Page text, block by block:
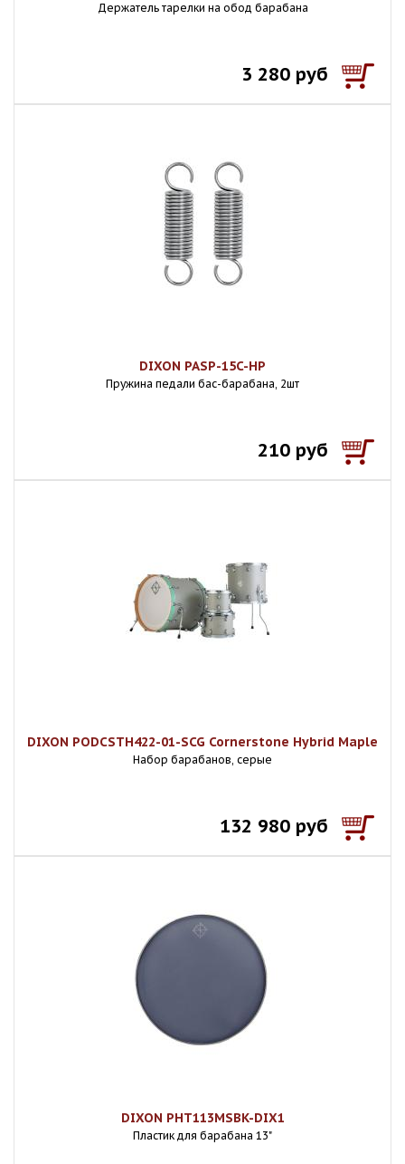
Держатель тарелки на обод барабана
3 280 руб
DIXON PASP-15C-HP
Пружина педали бас-барабана, 2шт
210 руб
DIXON PODCSTH422-01-SCG Cornerstone Hybrid Maple
Набор барабанов, серые
132 980 руб
DIXON PHT113MSBK-DIX1
Пластик для барабана 13"